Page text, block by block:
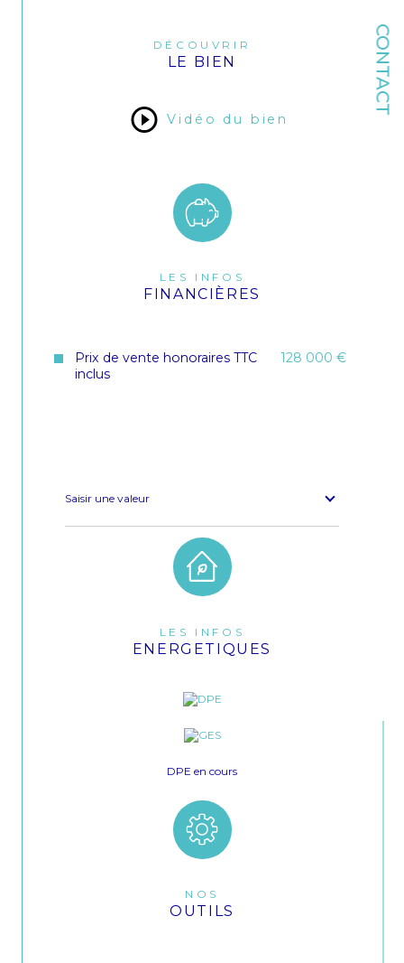
CONTACT
Quote Part annuelle des charges
DÉCOUVRIR
LE BIEN
Vidéo du bien
LES INFOS
FINANCIÈRES
Prix de vente honoraires TTC
inclus
128 000 €
Saisir une valeur
LES INFOS
ENERGETIQUES
DPE en cours
NOS
OUTILS